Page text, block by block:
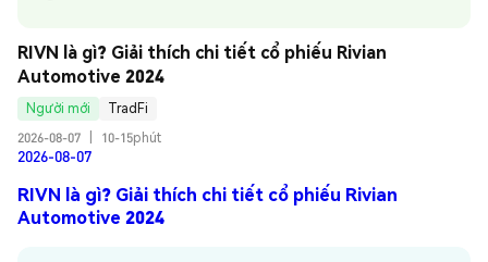
RIVN là gì? Giải thích chi tiết cổ phiếu Rivian
Automotive 2024
Người mới
TradFi
2026-08-07
10-15phút
2026-08-07
RIVN là gì? Giải thích chi tiết cổ phiếu Rivian
Automotive 2024